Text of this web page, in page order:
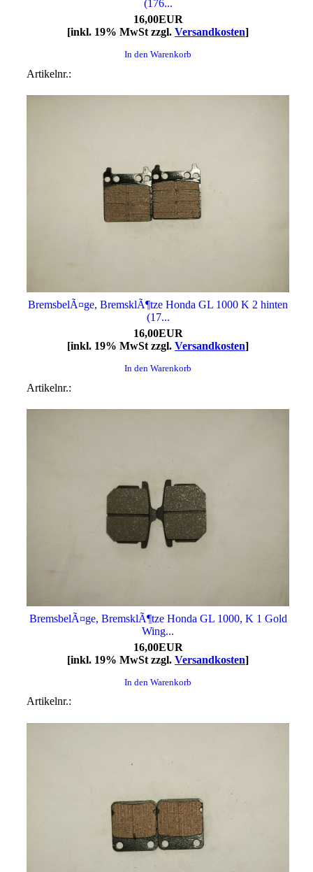
(176...
16,00EUR
[inkl. 19% MwSt zzgl. Versandkosten]
In den Warenkorb
Artikelnr.:
BremsbelÃ¤ge, BremsklÃ¶tze Honda GL 1000 K 2 hinten
(17...
16,00EUR
[inkl. 19% MwSt zzgl. Versandkosten]
In den Warenkorb
Artikelnr.:
BremsbelÃ¤ge, BremsklÃ¶tze Honda GL 1000, K 1 Gold
Wing...
16,00EUR
[inkl. 19% MwSt zzgl. Versandkosten]
In den Warenkorb
Artikelnr.: